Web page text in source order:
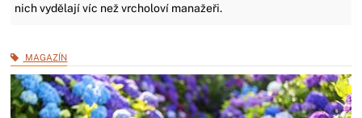
nich vydělají víc než vrcholoví manažeři.
MAGAZÍN